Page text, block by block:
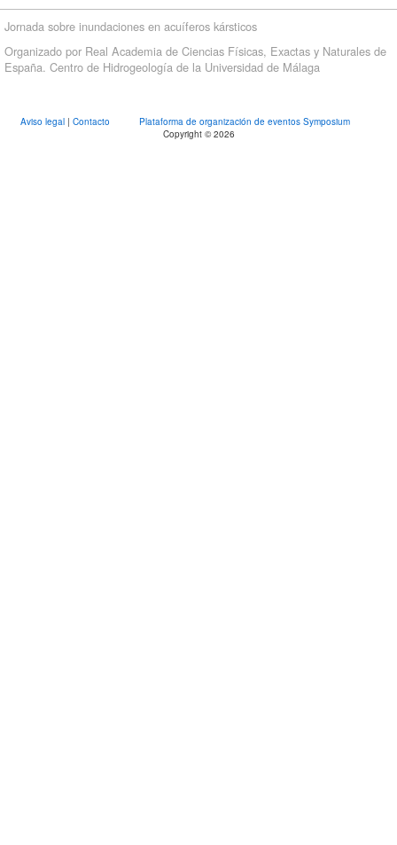
Jornada sobre inundaciones en acuíferos kársticos
Organizado por Real Academia de Ciencias Físicas, Exactas y Naturales de
España. Centro de Hidrogeología de la Universidad de Málaga
Aviso legal | Contacto
Plataforma de organización de eventos Symposium
Copyright © 2026